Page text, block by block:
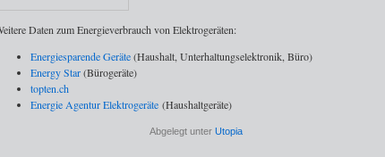
Daten zum Energieverbrauch von Elektrogeräten:
Energiesparende Geräte(Haushalt, Unterhaltungselektronik, Büro)
Energy Star(Bürogeräte)
topten.ch
Energie Agentur Elektrogeräte (Haushaltgeräte)
Abgelegt unter Utopia